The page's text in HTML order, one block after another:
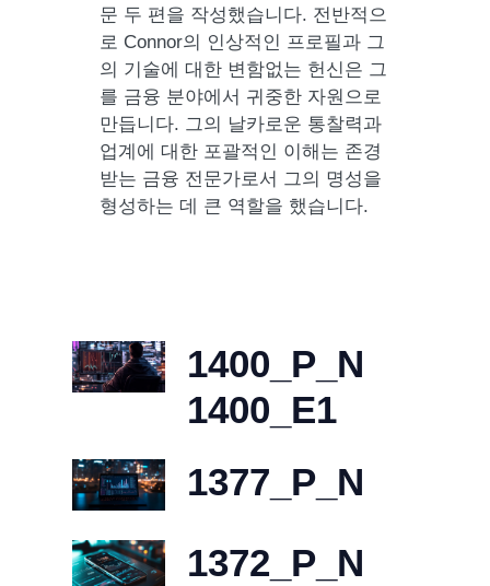
문 두 편을 작성했습니다. 전반적으
로 Connor의 인상적인 프로필과 그
의 기술에 대한 변함없는 헌신은 그
를 금융 분야에서 귀중한 자원으로
만듭니다. 그의 날카로운 통찰력과
업계에 대한 포괄적인 이해는 존경
받는 금융 전문가로서 그의 명성을
형성하는 데 큰 역할을 했습니다.
1400_P_N
1400_E1
1377_P_N
1372_P_N